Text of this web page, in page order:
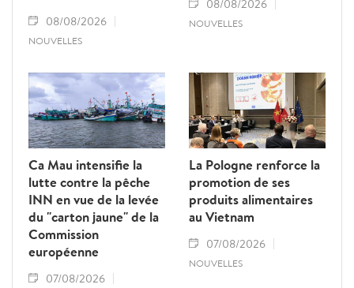
08/08/2026
NOUVELLES
08/08/2026
NOUVELLES
Ca Mau intensifie la
lutte contre la pêche
INN en vue de la levée
du "carton jaune" de la
Commission
européenne
07/08/2026
La Pologne renforce la
promotion de ses
produits alimentaires
au Vietnam
07/08/2026
NOUVELLES